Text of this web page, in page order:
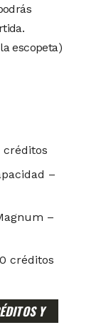
escopeta)
créditos
–
–
créditos
Y